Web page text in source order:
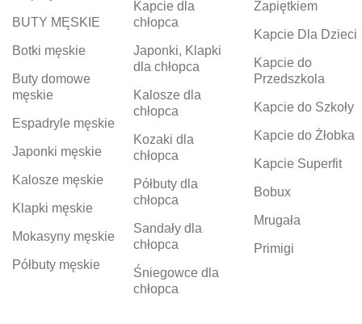
BUTY MĘSKIE
Botki męskie
Buty domowe
męskie
Espadryle męskie
Japonki męskie
Kalosze męskie
Klapki męskie
Mokasyny męskie
Półbuty męskie
Kapcie dla
chłopca
Japonki, Klapki
dla chłopca
Kalosze dla
chłopca
Kozaki dla
chłopca
Półbuty dla
chłopca
Sandały dla
chłopca
Śniegowce dla
chłopca
Zapiętkiem
Kapcie Dla Dzieci
Kapcie do
Przedszkola
Kapcie do Szkoły
Kapcie do Żłobka
Kapcie Superfit
Bobux
Mrugała
Primigi